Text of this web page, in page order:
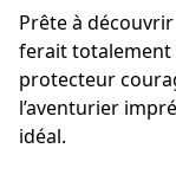
Prête à
ferait totalement
protecteur
l’aventurier
idéal.